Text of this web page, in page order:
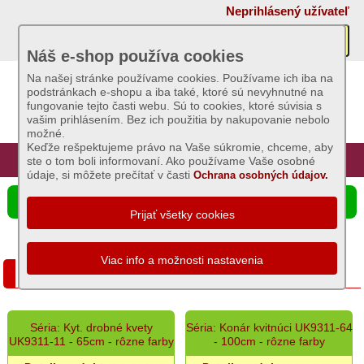
Neprihlásený užívateľ
Úvod Hlavná stránka Prihlásenie Registrácia
Náš e-shop používa cookies
Na našej stránke používame cookies. Používame ich iba na
podstránkach e-shopu a iba také, ktoré sú nevyhnutné na
fungovanie tejto časti webu. Sú to cookies, ktoré súvisia s
vašim prihlásením. Bez ich použitia by nakupovanie nebolo
možné.
Keďže rešpektujeme právo na Vaše súkromie, chceme, aby
ste o tom boli informovaní. Ako používame Vaše osobné
údaje, si môžete prečítať v častiOchrana osobných údajov.
☰ Ponuka produktov
Akcie
Sviečky
Umelé
kvety
Vence
nezdobené
a
zdobené
Miska
zaťažená
s
Girlandy
a
metráž
Kusové kvety a stopky
Séria: Kyt. drobné kvety
UK9311-11 - 65cm - rôzne farby
Séria: Konár kvitnúci UK9311-64
- 100cm - rôzne farby